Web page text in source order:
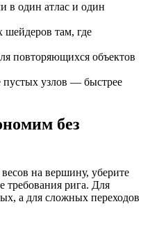
в один атлас и один
шейдеров там, где
повторяющихся объектов
узлов — быстрее
без
на вершину, уберите
требования рига. Для
а для сложных переходов